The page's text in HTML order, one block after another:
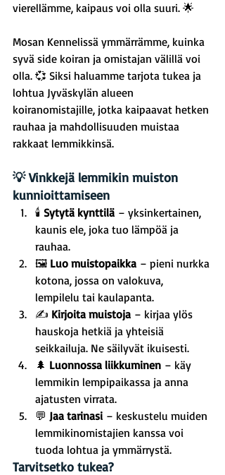
vierellämme, kaipaus voi olla suuri. 🌟
Mosan Kennelissä ymmärrämme, kuinka
syvä side koiran ja omistajan välillä voi
olla. 💞 Siksi haluamme tarjota tukea ja
lohtua Jyväskylän alueen
koiranomistajille, jotka kaipaavat hetken
rauhaa ja mahdollisuuden muistaa
rakkaat lemmikkinsä.
💡 Vinkkejä lemmikin muiston
kunnioittamiseen
🕯️ Sytytä kynttilä – yksinkertainen,
kaunis ele, joka tuo lämpöä ja
rauhaa.
🖼️ Luo muistopaikka – pieni nurkka
kotona, jossa on valokuva,
lempilelu tai kaulapanta.
✍️ Kirjoita muistoja – kirjaa ylös
hauskoja hetkiä ja yhteisiä
seikkailuja. Ne säilyvät ikuisesti.
🌲 Luonnossa liikkuminen – käy
lemmikin lempipaikassa ja anna
ajatusten virrata.
💬 Jaa tarinasi – keskustelu muiden
lemmikinomistajien kanssa voi
tuoda lohtua ja ymmärrystä.
Tarvitsetko tukea?